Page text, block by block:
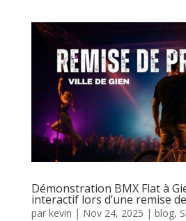
Démonstration BMX Flat à
interactif lors d’une remise
par kevin | Nov 24, 2025 | blog,